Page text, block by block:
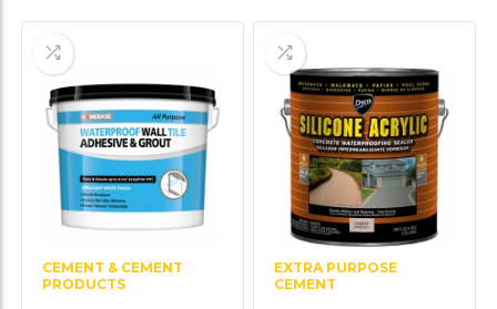
CEMENT & CEMENT
PRODUCTS
EXTRA PURPOSE
CEMENT